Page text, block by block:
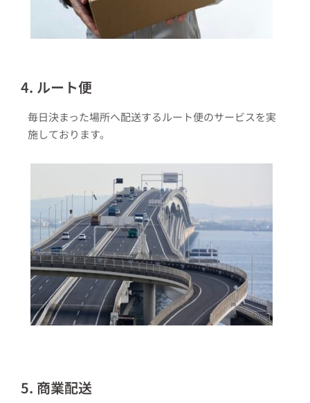
4. ルート便
毎日決まった場所へ配送するルート便のサービスを実
施しております。
5. 商業配送